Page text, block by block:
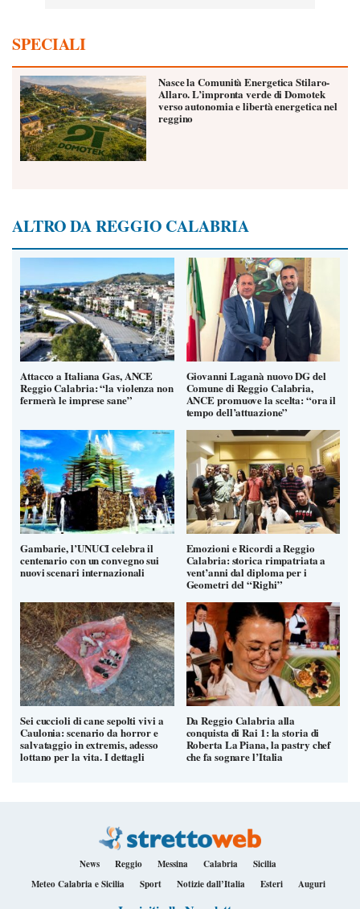
SPECIALI
Nasce la Comunità Energetica Stilaro-
Allaro. L’impronta verde di Domotek
verso autonomia e libertà energetica nel
reggino
ALTRO DA REGGIO CALABRIA
Attacco a Italiana Gas, ANCE
Reggio Calabria: “la violenza non
fermerà le imprese sane”
Giovanni Laganà nuovo DG del
Comune di Reggio Calabria,
ANCE promuove la scelta: “ora il
tempo dell’attuazione”
Gambarie, l’UNUCI celebra il
centenario con un convegno sui
nuovi scenari internazionali
Emozioni e Ricordi a Reggio
Calabria: storica rimpatriata a
vent’anni dal diploma per i
Geometri del “Righi”
Sei cuccioli di cane sepolti vivi a
Caulonia: scenario da horror e
salvataggio in extremis, adesso
lottano per la vita. I dettagli
Da Reggio Calabria alla
conquista di Rai 1: la storia di
Roberta La Piana, la pastry chef
che fa sognare l’Italia
News Reggio Messina Calabria
Sicilia
Meteo Calabria e Sicilia
Sport Notizie dall’Italia Esteri Auguri